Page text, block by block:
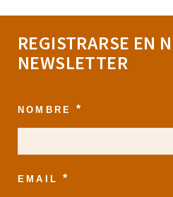
REGISTRARSE EN
NEWSLETTER
NOMBRE*
EMAIL*